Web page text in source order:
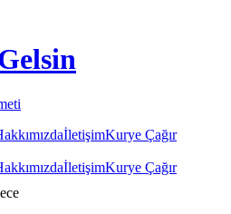
İletişimKurye Çağır
İletişimKurye Çağır